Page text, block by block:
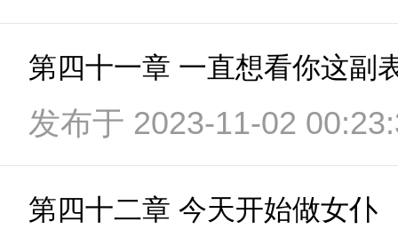
第四十一章 一直想看你这副
发布于 2023-11-02
第四十二章 今天开始做女仆